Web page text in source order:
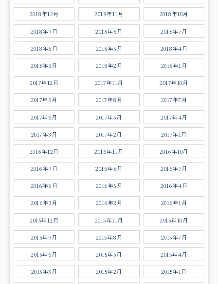
2018年12月 2018年11月 2018年10月
2018年9月 2018年8月 2018年7月
2018年6月 2018年5月 2018年4月
2018年3月 2018年2月 2018年1月
2017年12月 2017年11月 2017年10月
2017年9月 2017年8月 2017年7月
2017年6月 2017年5月 2017年4月
2017年3月 2017年2月 2017年1月
2016年12月 2016年11月 2016年10月
2016年9月 2016年8月 2016年7月
2016年6月 2016年5月 2016年4月
2016年3月 2016年2月 2016年1月
2015年12月 2015年11月 2015年10月
2015年9月 2015年8月 2015年7月
2015年6月 2015年5月 2015年4月
2015年3月 2015年2月 2015年1月